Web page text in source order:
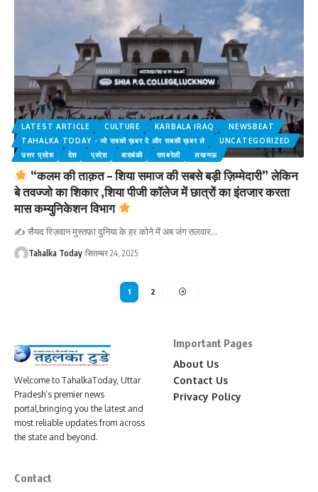
LATEST ARTICLE CULTURE KARBALA IRAQ
NEWSBEAT
TAHALKA TODAY - जो सबको ख़बर दे और सबकी ख़बर ले
UNCATEGORIZED
उत्तर प्रदेश
देश प्रदेश बाराबंकी रायबरेली लखनऊ
“कलम की ताक़त – शिया समाज की सबसे बड़ी ज़िम्मेदारी” लेकिन
बे तवज्जो का शिकार ,शिया पीजी कॉलेज में छात्रों का इंतजार करता
मास कम्युनिकेशन विभाग
✍️ सैयद रिज़वान मुस्तफ़ा दुनिया के हर कोने में अब जंग तलवार…
Tahalka Today सितम्बर 24, 2025
1 2
Welcome to TahalkaToday, Uttar
Pradesh’s premier news
portal,bringing you the latest and
most reliable updates from across
the state and beyond.
Important Pages
About Us
Contact Us
Privacy Policy
Contact